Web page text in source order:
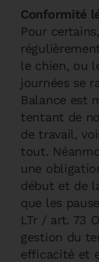
Conformité
Pour
le chien, ou
journées se
Balance est
tentant de
de travail,
tout.
une
début et de
que les
LTr / art. 73
gestion du
efficacité et